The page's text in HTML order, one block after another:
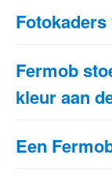
Fotokaders
Fermob
kleur aan
Een